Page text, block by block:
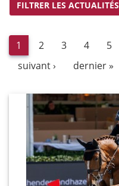
FILTRER LES ACTUALITÉS
1 2 3 4 5
suivant ›
dernier »